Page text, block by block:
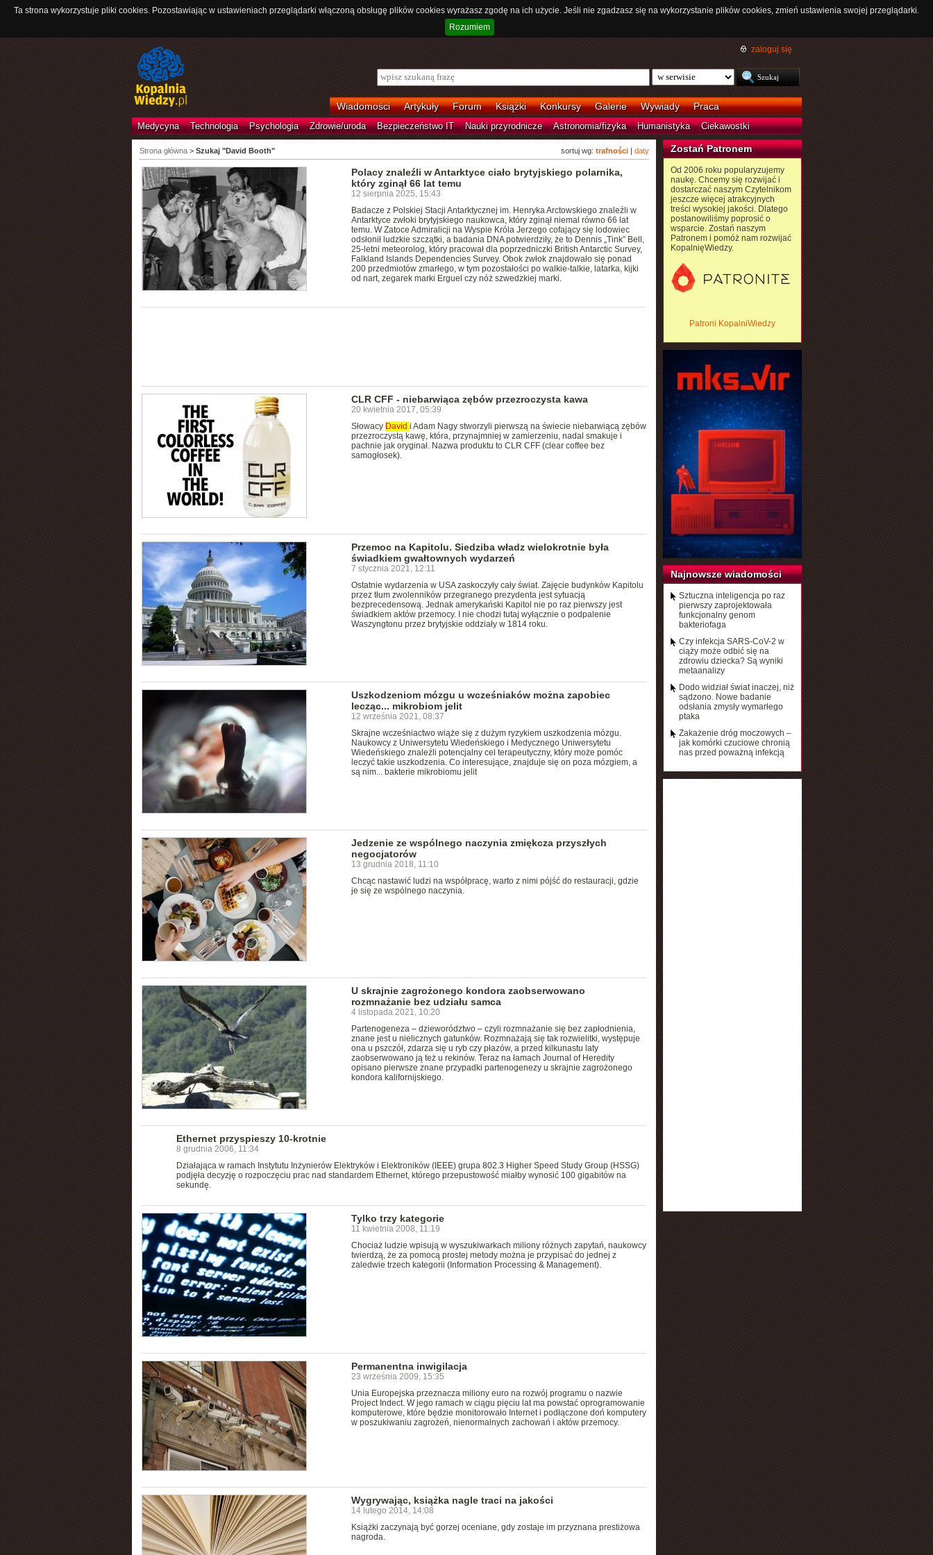
Ta strona wykorzystuje pliki cookies. Pozostawiając w ustawieniach przeglądarki włączoną obsługę plików cookies wyrażasz zgodę na ich użycie. Jeśli nie zgadzasz się na wykorzystanie plików cookies, zmień ustawienia swojej przeglądarki.
Rozumiem
zaloguj się
Wiadomości Artykuły Forum Książki Konkursy Galerie Wywiady Praca
Medycyna Technologia Psychologia Zdrowie/uroda Bezpieczeństwo IT Nauki przyrodnicze Astronomia/fizyka Humanistyka Ciekawostki
sortuj wg: trafności| daty
Strona główna> Szukaj "David Booth"
Polacy znaleźli w Antarktyce ciało brytyjskiego polarnika,
który zginął 66 lat temu
12 sierpnia 2025, 15:43
Badacze z Polskiej Stacji Antarktycznej im. Henryka Arctowskiego znaleźli w
Antarktyce zwłoki brytyjskiego naukowca, który zginął niemal równo 66 lat
temu. W Zatoce Admiralicji na Wyspie Króla Jerzego cofający się lodowiec
odsłonił ludzkie szczątki, a badania DNA potwierdziły, że to Dennis „Tink” Bell,
25-letni meteorolog, który pracował dla poprzedniczki British Antarctic Survey,
Falkland Islands Dependencies Survey. Obok zwłok znajdowało się ponad
200 przedmiotów zmarłego, w tym pozostałości po walkie-talkie, latarka, kijki
od nart, zegarek marki Erguel czy nóż szwedzkiej marki.
CLR CFF - niebarwiąca zębów przezroczysta kawa
20 kwietnia 2017, 05:39
Słowacy David i Adam Nagy stworzyli pierwszą na świecie niebarwiącą zębów
przezroczystą kawę, która, przynajmniej w zamierzeniu, nadal smakuje i
pachnie jak oryginał. Nazwa produktu to CLR CFF (clear coffee bez
samogłosek).
Przemoc na Kapitolu. Siedziba władz wielokrotnie była
świadkiem gwałtownych wydarzeń
7 stycznia 2021, 12:11
Ostatnie wydarzenia w USA zaskoczyły cały świat. Zajęcie budynków Kapitolu
przez tłum zwolenników przegranego prezydenta jest sytuacją
bezprecedensową. Jednak amerykański Kapitol nie po raz pierwszy jest
świadkiem aktów przemocy. I nie chodzi tutaj wyłącznie o podpalenie
Waszyngtonu przez brytyjskie oddziały w 1814 roku.
Uszkodzeniom mózgu u wcześniaków można zapobiec
lecząc... mikrobiom jelit
12 września 2021, 08:37
Skrajne wcześniactwo wiąże się z dużym ryzykiem uszkodzenia mózgu.
Naukowcy z Uniwersytetu Wiedeńskiego i Medycznego Uniwersytetu
Wiedeńskiego znaleźli potencjalny cel terapeutyczny, który może pomóc
leczyć takie uszkodzenia. Co interesujące, znajduje się on poza mózgiem, a
są nim... bakterie mikrobiomu jelit
Jedzenie ze wspólnego naczynia zmiękcza przyszłych
negocjatorów
13 grudnia 2018, 11:10
Chcąc nastawić ludzi na współpracę, warto z nimi pójść do restauracji, gdzie
je się ze wspólnego naczynia.
U skrajnie zagrożonego kondora zaobserwowano
rozmnażanie bez udziału samca
4 listopada 2021, 10:20
Partenogeneza – dzieworództwo – czyli rozmnażanie się bez zapłodnienia,
znane jest u nielicznych gatunków. Rozmnażają się tak rozwielitki, występuje
ona u pszczół, zdarza się u ryb czy płazów, a przed kilkunastu laty
zaobserwowano ją też u rekinów. Teraz na łamach Journal of Heredity
opisano pierwsze znane przypadki partenogenezy u skrajnie zagrożonego
kondora kalifornijskiego.
Ethernet przyspieszy 10-krotnie
8 grudnia 2006, 11:34
Działająca w ramach Instytutu Inżynierów Elektryków i Elektroników (IEEE) grupa 802.3 Higher Speed Study Group (HSSG)
podjęła decyzję o rozpoczęciu prac nad standardem Ethernet, którego przepustowość miałby wynosić 100 gigabitów na
sekundę.
Tylko trzy kategorie
11 kwietnia 2008, 11:19
Chociaż ludzie wpisują w wyszukiwarkach miliony różnych zapytań, naukowcy
twierdzą, że za pomocą prostej metody można je przypisać do jednej z
zaledwie trzech kategorii (Information Processing & Management).
Permanentna inwigilacja
23 września 2009, 15:35
Unia Europejska przeznacza miliony euro na rozwój programu o nazwie
Project Indect. W jego ramach w ciągu pięciu lat ma powstać oprogramowanie
komputerowe, które będzie monitorowało Internet i podłączone doń komputery
w poszukiwaniu zagrożeń, nienormalnych zachowań i aktów przemocy.
Wygrywając, książka nagle traci na jakości
14 lutego 2014, 14:08
Książki zaczynają być gorzej oceniane, gdy zostaje im przyznana prestiżowa
nagroda.
Zostań Patronem
Od 2006 roku popularyzujemy
naukę. Chcemy się rozwijać i
dostarczać naszym Czytelnikom
jeszcze więcej atrakcyjnych
treści wysokiej jakości. Dlatego
postanowiliśmy poprosić o
wsparcie. Zostań naszym
Patronem i pomóż nam rozwijać
KopalnięWiedzy.
Patroni KopalniWiedzy
Najnowsze wiadomości
Sztuczna inteligencja po raz
pierwszy zaprojektowała
funkcjonalny genom
bakteriofaga
Czy infekcja SARS-CoV-2 w
ciąży może odbić się na
zdrowiu dziecka? Są wyniki
metaanalizy
Dodo widział świat inaczej, niż
sądzono. Nowe badanie
odsłania zmysły wymarłego
ptaka
Zakażenie dróg moczowych –
jak komórki czuciowe chronią
nas przed poważną infekcją